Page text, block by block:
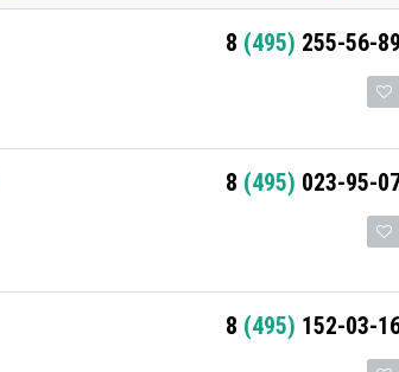
8 (495) 255-56-89
8 (495) 023-95-
8 (495) 152-03-